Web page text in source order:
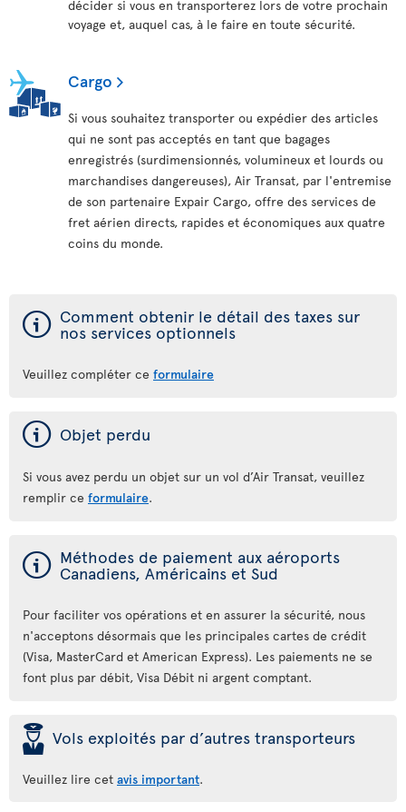
décider si vous en transporterez lors de votre prochain
voyage et, auquel cas, à le faire en toute sécurité.
Cargo
Si vous souhaitez transporter ou expédier des articles
qui ne sont pas acceptés en tant que bagages
enregistrés (surdimensionnés, volumineux et lourds ou
marchandises dangereuses), Air Transat, par l'entremise
de son partenaire Expair Cargo, offre des services de
fret aérien directs, rapides et économiques aux quatre
coins du monde.
ý Comment obtenir le détail des taxes sur
nos services optionnels
Veuillez compléter ce formulaire
ý Objet perdu
Si vous avez perdu un objet sur un vol d’Air Transat, veuillez
remplir ce formulaire.
ý Méthodes de paiement aux aéroports
Canadiens, Américains et Sud
Pour faciliter vos opérations et en assurer la sécurité, nous
n'acceptons désormais que les principales cartes de crédit
(Visa, MasterCard et American Express). Les paiements ne se
font plus par débit, Visa Débit ni argent comptant.
þ Vols exploités par d’autres transporteurs
Veuillez lire cet avis important.